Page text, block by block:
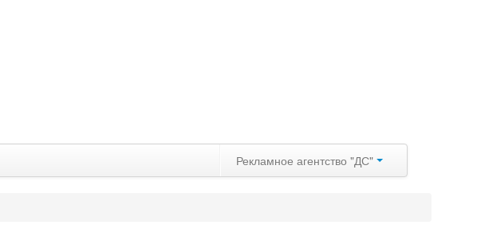
Рекламное агентство "ДС"